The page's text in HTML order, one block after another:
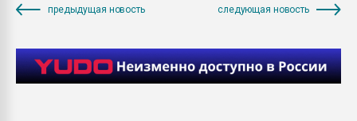
предыдущая новость следующая новость